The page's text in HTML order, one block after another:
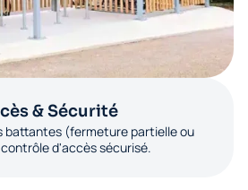
& Sécurité
battantes (fermeture partielle ou
d'accès sécurisé.